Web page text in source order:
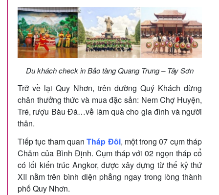
Du khách check in Bảo tàng Quang Trung – Tây Sơn
Trở về lại Quy Nhơn, trên đường Quý Khách dừng
chân thưởng thức và mua đặc sản: Nem Chợ Huyện,
Tré, rượu Bàu Đá…về làm quà cho gia đình và người
thân.
Tiếp tục tham quanTháp Đôi, một trong 07 cụm tháp
Chăm của Bình Định. Cụm tháp với 02 ngọn tháp cổ
có lối kiến trúc Angkor, được xây dựng từ thế kỷ thứ
XII nằm trên bình diện phẳng ngay trong lòng thành
phố Quy Nhơn.